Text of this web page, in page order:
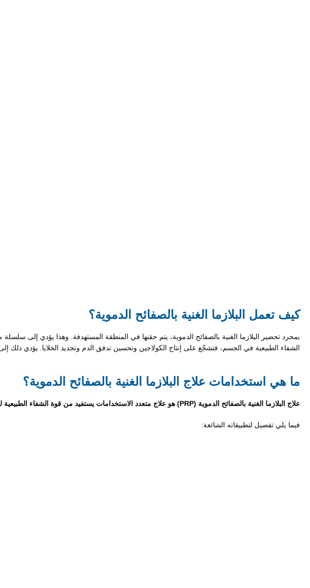
كيف تعمل البلازما الغنية بالصفائح الدموية؟
بمجرد تحضير البلازما الغنية بالصفائح الدموية، يتم حقنها في المنطقة المستهدفة. وهذا يؤدي إلى
الشفاء الطبيعية في الجسم، فتشجّع على إنتاج الكولاجين وتحسين تدفق الدم وتجديد الخلايا. يؤدي ذلك
ما هي استخدامات علاج البلازما الغنية بالصفائح الدموية؟
علاج البلازما الغنية بالصفائح الدموية (PRP) هو علاج متعدد الاستخدامات يستفيد من قوة الشفاء الطبيعية لجسمك.
فيما يلي تفصيل لتطبيقاته الشائعة: